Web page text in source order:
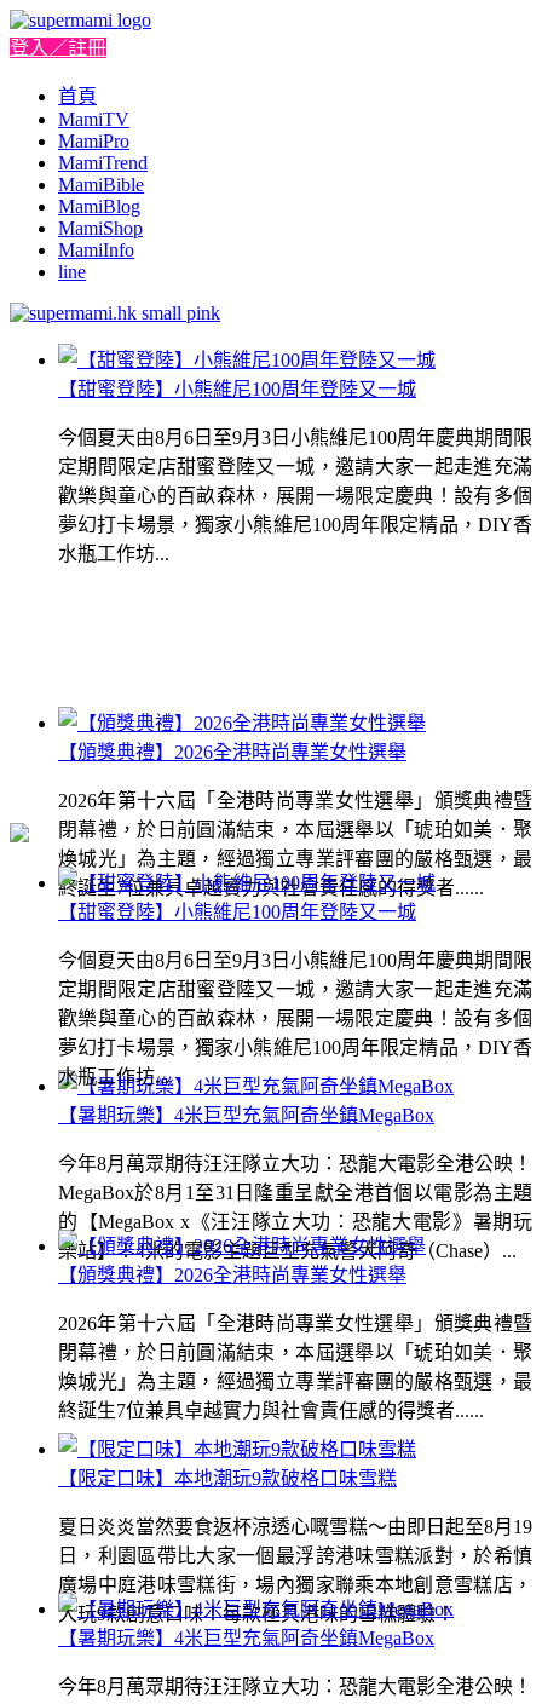
登入／註冊
首頁
MamiTV
MamiPro
MamiTrend
MamiBible
MamiBlog
MamiShop
MamiInfo
line
【甜蜜登陸】小熊維尼100周年登陸又一城
今個夏天由8月6日至9月3日小熊維尼100周年慶典期間限
定期間限定店甜蜜登陸又一城，邀請大家一起走進充滿
歡樂與童心的百畝森林，展開一場限定慶典！設有多個
夢幻打卡場景，獨家小熊維尼100周年限定精品，DIY香
水瓶工作坊...
【頒獎典禮】2026全港時尚專業女性選舉
2026年第十六屆「全港時尚專業女性選舉」頒獎典禮暨
閉幕禮，於日前圓滿結束，本屆選舉以「琥珀如美．聚
煥城光」為主題，經過獨立專業評審團的嚴格甄選，最
終誕生7位兼具卓越實力與社會責任感的得獎者......
【暑期玩樂】4米巨型充氣阿奇坐鎮MegaBox
今年8月萬眾期待汪汪隊立大功：恐龍大電影全港公映！
MegaBox於8月1至31日隆重呈獻全港首個以電影為主題
的【MegaBox x《汪汪隊立大功：恐龍大電影》暑期玩
樂站】！4米的電影主題巨型充氣警犬阿奇（Chase）...
【限定口味】本地潮玩9款破格口味雪糕
夏日炎炎當然要食返杯涼透心嘅雪糕～由即日起至8月19
日，利園區帶比大家一個最浮誇港味雪糕派對，於希慎
廣場中庭港味雪糕街，場內獨家聯乘本地創意雪糕店，
大玩9款創意口味！每款極具港味的雪糕體驗！
【甜蜜登陸】小熊維尼100周年登陸又一城
今個夏天由8月6日至9月3日小熊維尼100周年慶典期間限
定期間限定店甜蜜登陸又一城，邀請大家一起走進充滿
歡樂與童心的百畝森林，展開一場限定慶典！設有多個
夢幻打卡場景，獨家小熊維尼100周年限定精品，DIY香
水瓶工作坊...
【頒獎典禮】2026全港時尚專業女性選舉
2026年第十六屆「全港時尚專業女性選舉」頒獎典禮暨
閉幕禮，於日前圓滿結束，本屆選舉以「琥珀如美．聚
煥城光」為主題，經過獨立專業評審團的嚴格甄選，最
終誕生7位兼具卓越實力與社會責任感的得獎者......
【暑期玩樂】4米巨型充氣阿奇坐鎮MegaBox
今年8月萬眾期待汪汪隊立大功：恐龍大電影全港公映！